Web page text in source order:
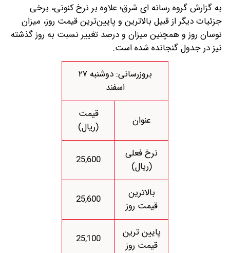
به گزارش گروه رسانه ای شرق؛ علاوه بر نرخ کنونی، برخی
جزئیات دیگر از قبیل بالاترین و پایین‌ترین قیمت روز، میزان
نوسان روز و همچنین میزان و درصد تغییر نسبت به روز گذشته
نیز در جدول گنجانده شده است.
بروزرسانی: دوشنبه ۲۷
اسفند
عنوان
قیمت
(ریال)
نرخ فعلی
(ریال)
25,600
بالاترین
قیمت روز
25,600
پایین ترین
قیمت روز
25,100